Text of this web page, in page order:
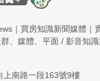
｜買房知識新聞媒體｜
、媒體、平面 / 影音知識
上南路一段163號9樓